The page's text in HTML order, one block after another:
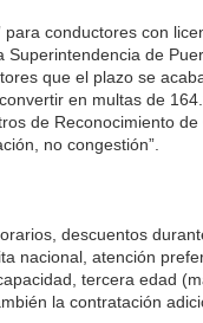
conductores con
de
que el plazo se
en multas de
de Reconocimiento
no congestión”.
descuentos
nacional, atención
tercera edad
la contratación